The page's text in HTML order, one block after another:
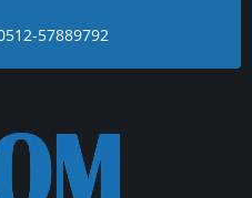
57889792